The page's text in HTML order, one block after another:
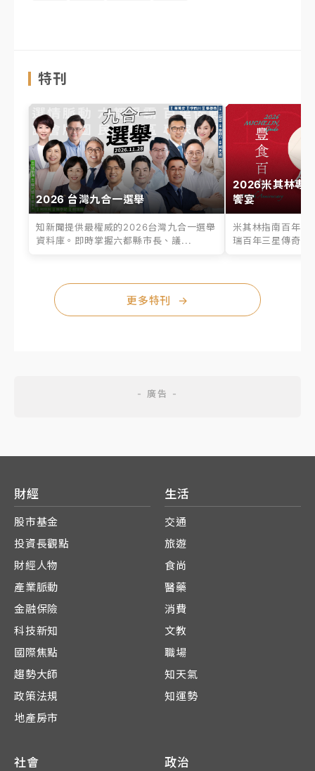
特刊
2026 台灣九合一選舉
知新聞提供最權威的2026台灣九合一選舉
資料庫。即時掌握六都縣市長、議...
2026米其林專
饗宴
米其林指南百年之
瑞百年三星傳奇、
更多特刊 →
財經
股市基金
投資長觀點
財經人物
產業脈動
金融保險
科技新知
國際焦點
趨勢大師
政策法規
地產房市
生活
交通
旅遊
食尚
醫藥
消費
文教
職場
知天氣
知運勢
社會 政治